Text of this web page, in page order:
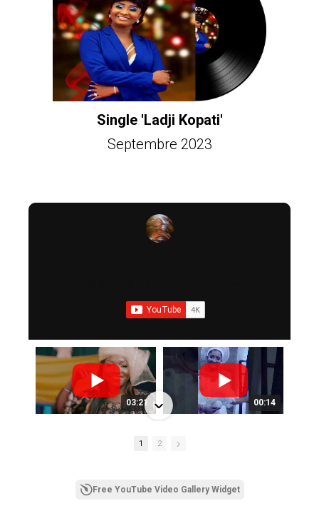
Single 'Ladji Kopati'
Septembre 2023
03:21 00:14
00:34
1 2
Free YouTube Video Gallery Widget